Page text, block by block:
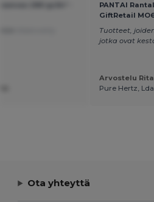
PANTAI
GiftRetail
Tuotteet,
jotka ovat
Arvostelu
Pure Hertz, Lda
Ota yhteyttä